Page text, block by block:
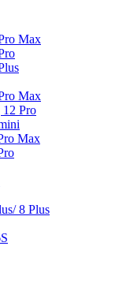
Max
Max
Pro
Max
8 Plus